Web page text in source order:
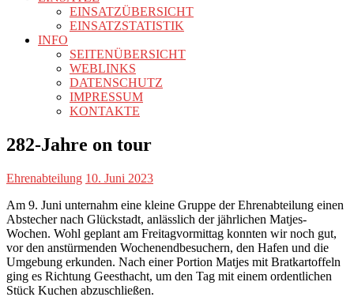
EINSATZÜBERSICHT
EINSATZSTATISTIK
INFO
SEITENÜBERSICHT
WEBLINKS
DATENSCHUTZ
IMPRESSUM
KONTAKTE
282-Jahre on tour
Ehrenabteilung 10. Juni 2023
Am 9. Juni unternahm eine kleine Gruppe der Ehrenabteilung einen
Abstecher nach Glückstadt, anlässlich der jährlichen Matjes-
Wochen. Wohl geplant am Freitagvormittag konnten wir noch gut,
vor den anstürmenden Wochenendbesuchern, den Hafen und die
Umgebung erkunden. Nach einer Portion Matjes mit Bratkartoffeln
ging es Richtung Geesthacht, um den Tag mit einem ordentlichen
Stück Kuchen abzuschließen.